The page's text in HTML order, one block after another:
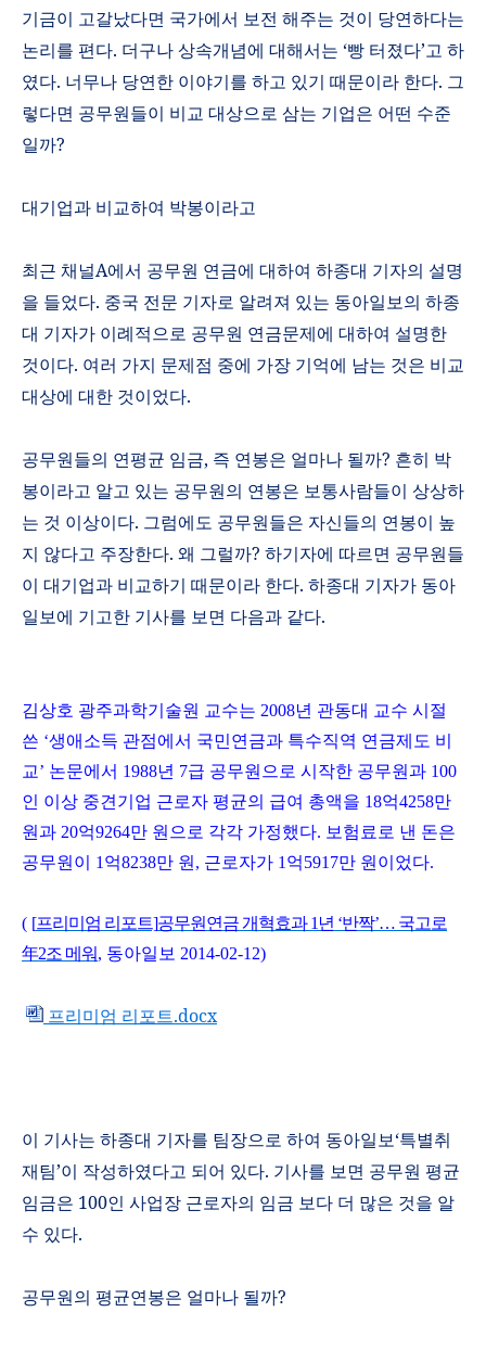
기금이 고갈났다면 국가에서 보전 해주는 것이 당연하다는
논리를 편다. 더구나 상속개념에 대해서는 ‘빵 터졌다’고 하
였다. 너무나 당연한 이야기를 하고 있기 때문이라 한다. 그
렇다면 공무원들이 비교 대상으로 삼는 기업은 어떤 수준
일까?
대기업과 비교하여 박봉이라고
최근 채널A에서 공무원 연금에 대하여 하종대 기자의 설명
을 들었다. 중국 전문 기자로 알려져 있는 동아일보의 하종
대 기자가 이례적으로 공무원 연금문제에 대하여 설명한
것이다. 여러 가지 문제점 중에 가장 기억에 남는 것은 비교
대상에 대한 것이었다.
공무원들의 연평균 임금, 즉 연봉은 얼마나 될까? 흔히 박
봉이라고 알고 있는 공무원의 연봉은 보통사람들이 상상하
는 것 이상이다. 그럼에도 공무원들은 자신들의 연봉이 높
지 않다고 주장한다. 왜 그럴까? 하기자에 따르면 공무원들
이 대기업과 비교하기 때문이라 한다. 하종대 기자가 동아
일보에 기고한 기사를 보면 다음과 같다.
김상호 광주과학기술원 교수는 2008년 관동대 교수 시절
쓴 ‘생애소득 관점에서 국민연금과 특수직역 연금제도 비
교’ 논문에서 1988년 7급 공무원으로 시작한 공무원과 100
인 이상 중견기업 근로자 평균의 급여 총액을 18억4258만
원과 20억9264만 원으로 각각 가정했다. 보험료로 낸 돈은
공무원이
1 억8238만 원 , 근로자가 1 억5917만 원이었다.
( [프리미엄 리포트]공무원연금개혁효과 1 년 ‘반짝’… 국고로
年2조 메워, 동아일보 2014-02-12)
프리미엄 리포트.docx
이 기사는 하종대 기자를 팀장으로 하여 동아일보‘특별취
재팀’이 작성하였다고 되어 있다. 기사를 보면 공무원 평균
임금은 100인 사업장 근로자의 임금 보다 더 많은 것을 알
수 있다.
공무원의 평균연봉은 얼마나 될까?